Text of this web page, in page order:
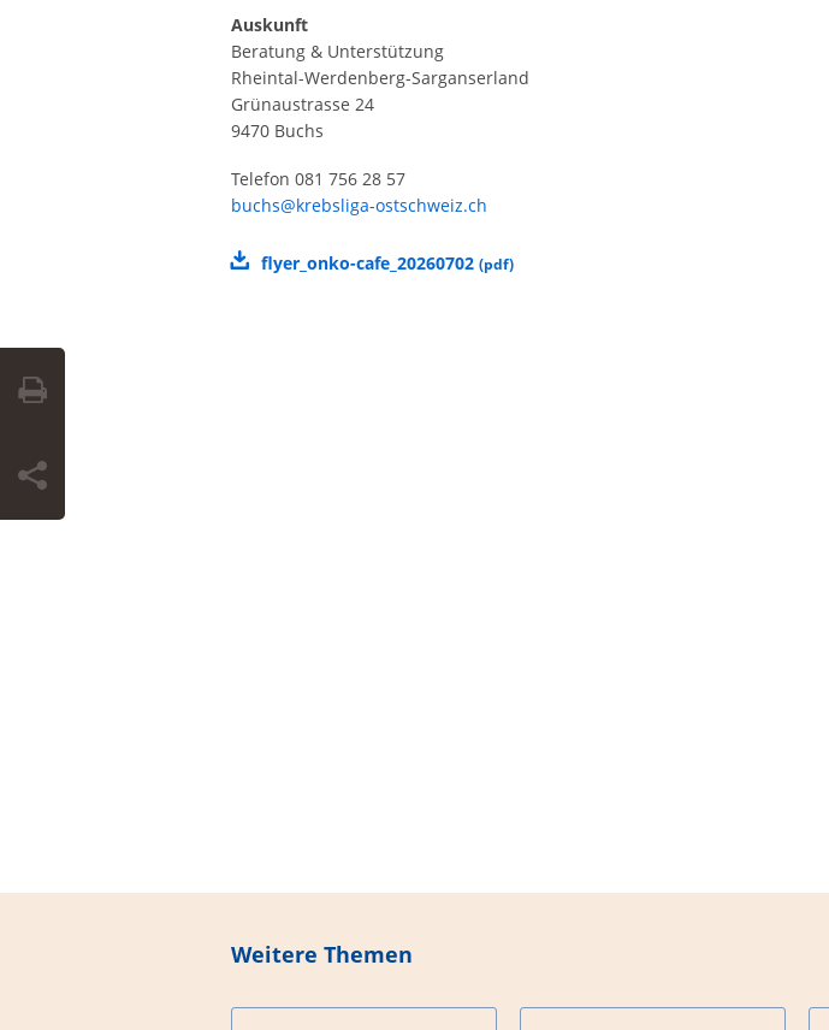
Auskunft
Beratung & Unterstützung
Rheintal-Werdenberg-Sarganserland
Grünaustrasse 24
9470 Buchs
Telefon 081 756 28 57
buchs@krebsliga-ostschweiz.ch
flyer_onko-cafe_20260702 (pdf)
Weitere Themen